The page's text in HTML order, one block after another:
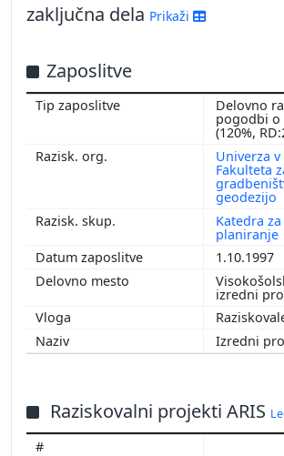
zaključna dela Prikaži
Zaposlitve
Delovno
pogodbi o
(120%,
Univerza
Fakulteta
geodezijo
Katedra
planiranje
1.10.1997
izredni
Izredni
Raziskovalni projekti ARIS